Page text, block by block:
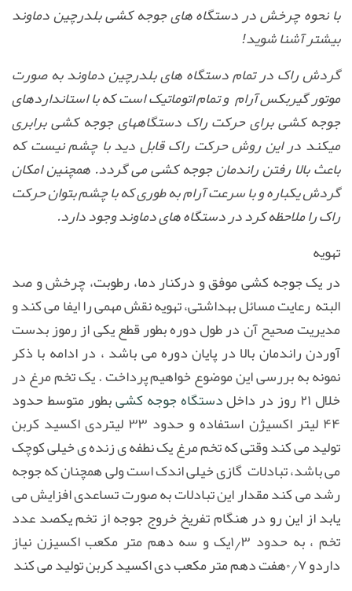
با نحوه چرخش در دستگاه های جوجه کشی بلدرچین دماوند
بیشتر آشنا شوید!
گردش راک در تمام دستگاه های بلدرچین دماوند به صورت
موتور گیربکس آرام و تمام اتوماتیک است که با استانداردهای
جوجه کشی برای حرکت راک دستگاههای جوجه کشی برابری
میکند در این روش حرکت راک قابل دید با چشم نیست که
باعث بالا رفتن راندمان جوجه کشی می گردد. همچنین امکان
گردش یکباره و با سرعت آرام به طوری که با چشم بتوان حرکت
راک را ملاحظه کرد در دستگاه های دماوند وجود دارد.
تهویه
در یک جوجه کشی موفق و درکنار دما، رطوبت، چرخش و صد
البته رعایت مسائل بهداشتی، تهویه نقش مهمی را ایفا می کند و
مدیریت صحیح آن در طول دوره بطور قطع یکی از رموز بدست
آوردن راندمان بالا در پایان دوره می باشد ، در ادامه با ذکر
نمونه به بررسی این موضوع خواهیم پرداخت . یک تخم مرغ در
خلال ۲۱ روز در داخل
دستگاه جوجه کشیبطور متوسط حدود
۴۴ لیتر اکسیژن استفاده و حدود ۳۳ لیتردی اکسید کربن
تولید می کند وقتی که تخم مرغ یک نطفه ی زنده ی خیلی کوچک
می باشد، تبادلات گازی خیلی اندک است ولی همچنان که جوجه
رشد می کند مقدار این تبادلات به صورت تساعدی افزایش می
یابد از این رو در هنگام تفریخ خروج جوجه از تخم یکصد عدد
تخم ، به حدود ۱٫۳یک و سه دهم متر مکعب اکسیزن نیاز
داردو ۰٫۷هفت دهم متر مکعب دی اکسید کربن تولید می کند